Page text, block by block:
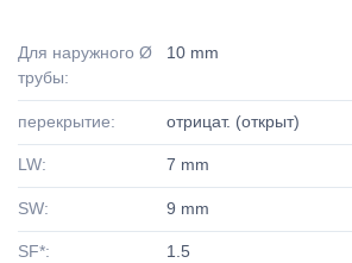
Для наружного Ø
трубы:
10 mm
перекрытие: отрицат. (открыт)
LW: 7 mm
SW: 9 mm
SF*: 1.5